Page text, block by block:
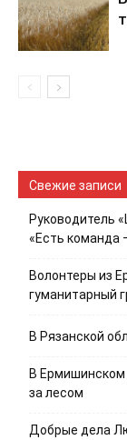
Свежие записи
Руководитель
«Есть команда
Волонтеры из
гуманитарный
В Рязанской
В Ермишинском
за лесом
Добрые дела